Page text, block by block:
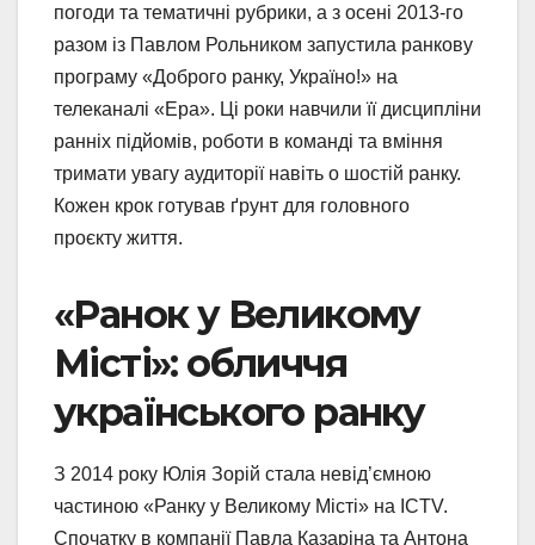
погоди та тематичні рубрики, а з осені 2013-го
разом із Павлом Рольником запустила ранкову
програму «Доброго ранку, Україно!» на
телеканалі «Ера». Ці роки навчили її дисципліни
ранніх підйомів, роботи в команді та вміння
тримати увагу аудиторії навіть о шостій ранку.
Кожен крок готував ґрунт для головного
проєкту життя.
«Ранок у Великому
Місті»: обличчя
українського ранку
З 2014 року Юлія Зорій стала невід’ємною
частиною «Ранку у Великому Місті» на ICTV.
Спочатку в компанії Павла Казаріна та Антона